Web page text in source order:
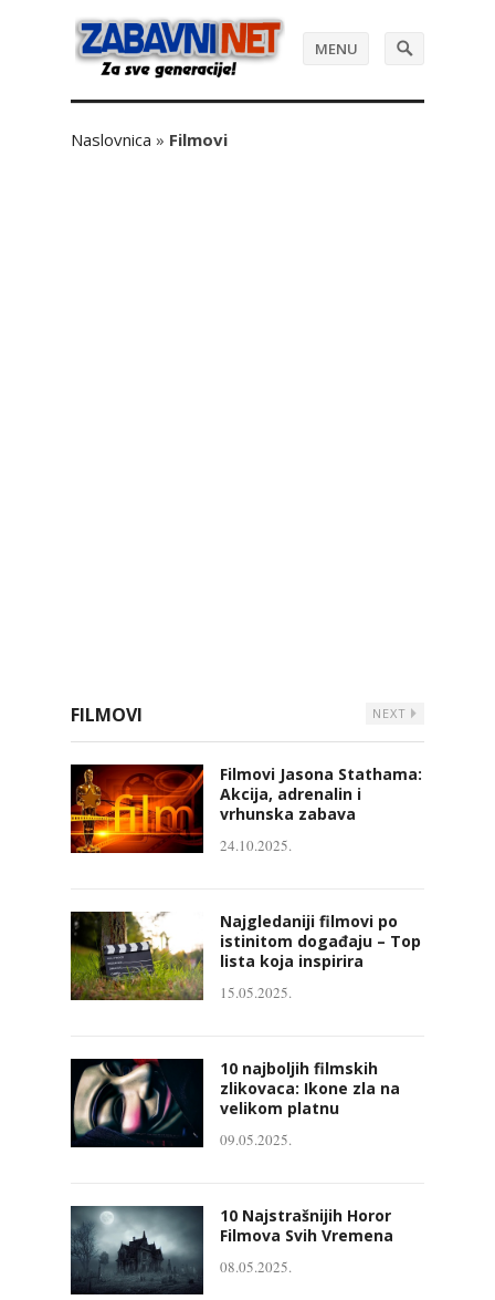
MENU
Naslovnica » Filmovi
FILMOVI NEXT
Filmovi Jasona Stathama:
Akcija, adrenalin i
vrhunska zabava
24.10.2025.
Najgledaniji filmovi po
istinitom događaju – Top
lista koja inspirira
15.05.2025.
10 najboljih filmskih
zlikovaca: Ikone zla na
velikom platnu
09.05.2025.
10 Najstrašnijih Horor
Filmova Svih Vremena
08.05.2025.